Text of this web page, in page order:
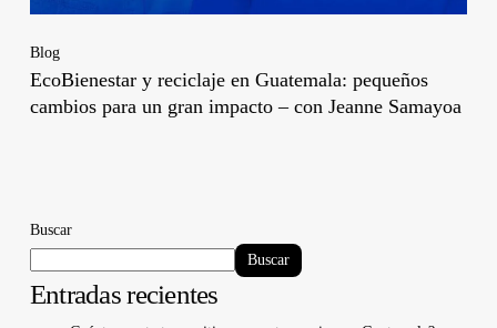
Blog
EcoBienestar y reciclaje en Guatemala: pequeños
cambios para un gran impacto – con Jeanne Samayoa
Buscar
Buscar
Entradas recientes